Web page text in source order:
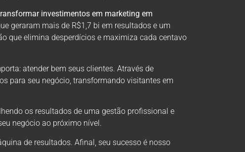
investimentos em marketing em
geraram mais de R$1,7 bi em resultados e um
que elimina desperdícios e maximiza cada centavo
atender bem seus clientes. Através de
para seu negócio, transformando visitantes em
os resultados de uma gestão profissional e
negócio ao próximo nível.
de resultados. Afinal, seu sucesso é nosso